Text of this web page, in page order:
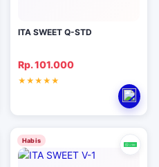
ITA SWEET Q-STD
Rp. 101.000
Habis